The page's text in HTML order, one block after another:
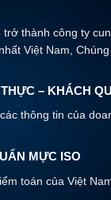
thành công ty
Việt Nam,
– KHÁCH
thông tin của
MỰC ISO
toán của Việt